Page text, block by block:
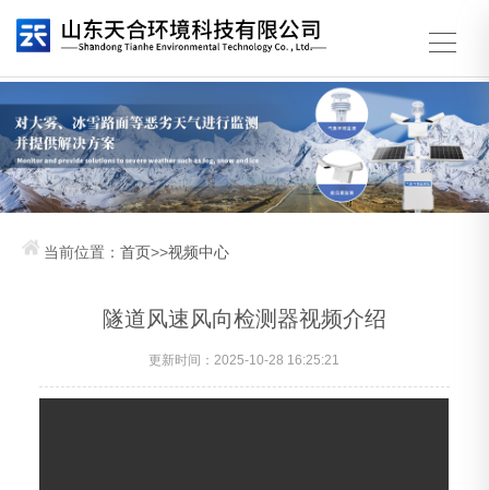
当前位置：首页>>视频中心
隧道风速风向检测器视频介绍
更新时间：2025-10-28 16:25:21